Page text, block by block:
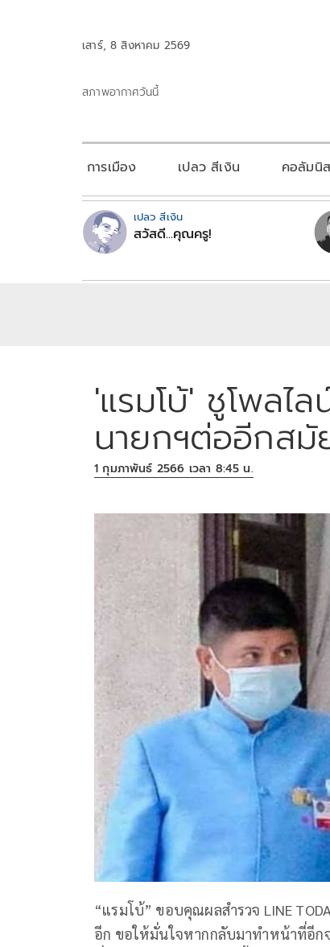
เสาร์, 8 สิงหาคม 2569
สภาพอากาศวันนี้
การเมือง เปลว สีเงิน คอลัมนิ
เปลว สีเงิน
สวัสดี...คุณครู!
'แรมโบ้' ชูโพลไ
นายกฯต่ออีกสมั
1 กุมภาพันธ์ 2566 เวลา 8:45 น.
“แรมโบ้” ขอบคุณผลสำรวจ LINE
อีก ขอให้มั่นใจหากกลับมาทำหน้าที่อีก